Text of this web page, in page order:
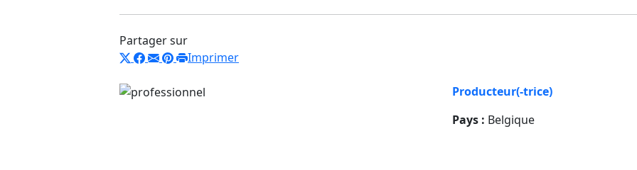
Partager sur
Imprimer
Producteur(-trice)
Pays : Belgique